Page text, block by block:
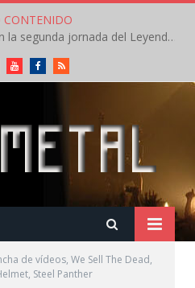
CONTENIDO
Crónica: Arch Enemy brilla en la segunda jornada del Leyendas del Rock – Jueves – Agosto 2026
YoutubeFacebookRSS
de vídeos, We Sell The Dead,
Steel Panther